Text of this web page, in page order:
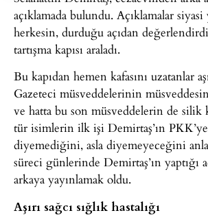
açıklamada bulundu. Açıklamalar
herkesin, durduğu açıdan
tartışma kapısı araladı.
Bu kapıdan hemen kafasını uzatanlar
Gazeteci müsveddelerinin
ve hatta bu son müsveddelerin de
tür isimlerin ilk işi Demirtaş’ın
diyemediğini, asla diyemeyeceğini
süreci günlerinde Demirtaş’ın yaptığı
arkaya yayınlamak oldu.
Aşırı sağcı sığlık hastalığı